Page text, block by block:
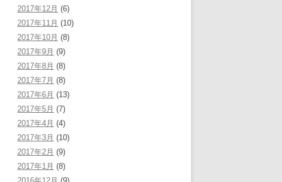
2017年12月 (6)
2017年11月 (10)
2017年10月 (8)
2017年9月 (9)
2017年8月 (8)
2017年7月 (8)
2017年6月 (13)
2017年5月 (7)
2017年4月 (4)
2017年3月 (10)
2017年2月 (9)
2017年1月 (8)